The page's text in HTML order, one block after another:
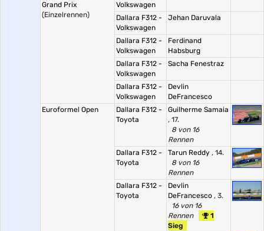
Grand Prix
(Einzelrennen)
Volkswagen
Dallara F312 -
Volkswagen
Jehan Daruvala
Dallara F312 -
Volkswagen
Ferdinand
Habsburg
Dallara F312 -
Volkswagen
Sacha Fenestraz
Dallara F312 -
Volkswagen
Devlin
DeFrancesco
Euroformel Open
Dallara F312 -
Toyota
Guilherme Samaia
, 17.
8 von 16
Rennen
Dallara F312 -
Toyota
Tarun Reddy , 14.
8 von 16
Rennen
Dallara F312 -
Toyota
Devlin
DeFrancesco , 3.
16 von 16
Rennen
1
Sieg